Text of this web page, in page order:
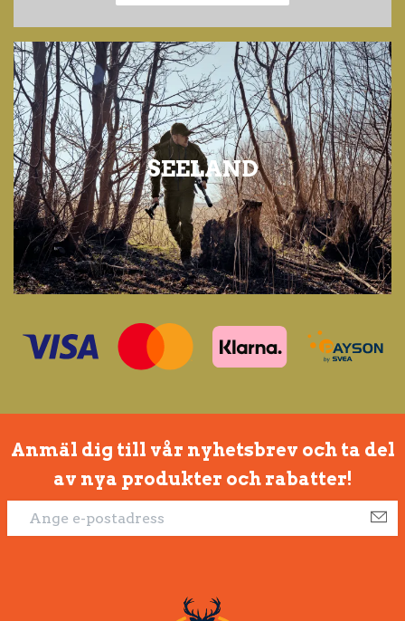
SEELAND
Anmäl dig till vår nyhetsbrev och ta del
av nya produkter och rabatter!